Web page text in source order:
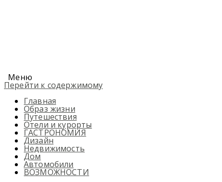
Меню
Перейти к содержимому
Главная
Образ жизни
Путешествия
Отели и курорты
ГАСТРОНОМИЯ
Дизайн
Недвижимость
Дом
Автомобили
ВОЗМОЖНОСТИ